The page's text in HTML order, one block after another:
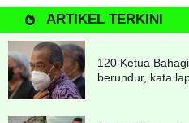
ARTIKEL TERKINI
120 Ketua
berundur, kata